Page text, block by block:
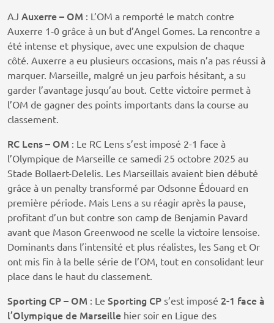
AJ Auxerre – OM : L’OM a remporté le match contre
Auxerre 1‑0 grâce à un but d’Angel Gomes. La rencontre a
été intense et physique, avec une expulsion de chaque
côté. Auxerre a eu plusieurs occasions, mais n’a pas réussi à
marquer. Marseille, malgré un jeu parfois hésitant, a su
garder l’avantage jusqu’au bout. Cette victoire permet à
l’OM de gagner des points importants dans la course au
classement.
RC Lens – OM : Le RC Lens s’est imposé 2-1 face à
l’Olympique de Marseille ce samedi 25 octobre 2025 au
Stade Bollaert-Delelis. Les Marseillais avaient bien débuté
grâce à un penalty transformé par Odsonne Édouard en
première période. Mais Lens a su réagir après la pause,
profitant d’un but contre son camp de Benjamin Pavard
avant que Mason Greenwood ne scelle la victoire lensoise.
Dominants dans l’intensité et plus réalistes, les Sang et Or
ont mis fin à la belle série de l’OM, tout en consolidant leur
place dans le haut du classement.
Sporting CP – OM : Le Sporting CP s’est imposé 2-1 face à
l’Olympique de Marseille hier soir en Ligue des